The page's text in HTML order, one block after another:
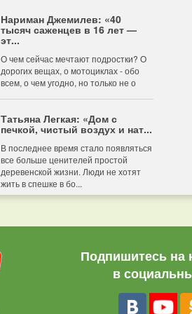
Нариман Джемилев: «40
тысяч саженцев в 16 лет —
эт...
О чем сейчас мечтают подростки? О
дорогих вещах, о мотоциклах - обо
всем, о чем угодно, но только не о
Татьяна Легкая: «Дом с
печкой, чистый воздух и нат...
В последнее время стало появляться
все больше ценителей простой
деревенской жизни. Люди не хотят
жить в спешке в бо...
Подпишитесь на
в